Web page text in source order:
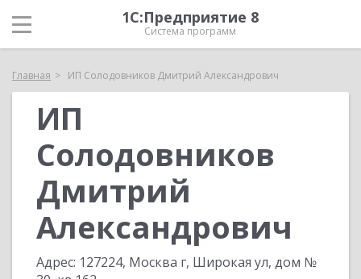
1С:Предприятие 8
Система программ
Главная ИП Солодовников Дмитрий Александрович
ИП
Солодовников
Дмитрий
Александрович
Адрес: 127224, Москва г, Широкая ул, дом №